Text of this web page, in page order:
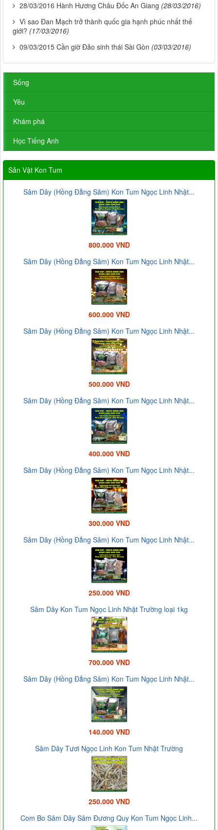
28/03/2016 Hành Hương Châu Đốc An Giang (28/03/2016)
Vì sao Đan Mạch trở thành quốc gia hạnh phúc nhất thế
giới? (17/03/2016)
09/03/2015 Cần giờ Đảo sinh thái Sài Gòn (03/03/2016)
Sống
Yêu
Khám phá
Học Tiếng Anh
Sản Vật Kon Tum
Sâm Dây (Hồng Đẳng Sâm) Kon Tum Ngọc Linh Nhật...
800.000 VND
Sâm Dây (Hồng Đẳng Sâm) Kon Tum Ngọc Linh Nhật...
600.000 VND
Sâm Dây (Hồng Đẳng Sâm) Kon Tum Ngọc Linh Nhật...
500.000 VND
Sâm Dây (Hồng Đẳng Sâm) Kon Tum Ngọc Linh Nhật...
400.000 VND
Sâm Dây (Hồng Đẳng Sâm) Kon Tum Ngọc Linh Nhật...
300.000 VND
Sâm Dây (Hồng Đẳng Sâm) Kon Tum Ngọc Linh Nhật...
250.000 VND
Sâm Dây Kon Tum Ngọc Linh Nhật Trường loại 1kg
700.000 VND
Sâm Dây (Hồng Đẳng Sâm) Kon Tum Ngọc Linh Nhật...
140.000 VND
Sâm Dây Tươi Ngọc Linh Kon Tum Nhật Trường
250.000 VND
Com Bo Sâm Dây Sâm Đương Quy Kon Tum Ngọc Linh...